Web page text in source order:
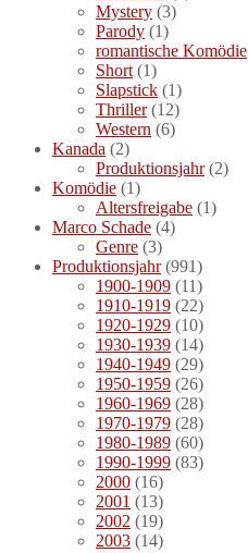
Mystery (3)
Parody (1)
romantische Komödie
Short (1)
Slapstick (1)
Thriller(12)
Western (6)
Kanada (2)
Produktionsjahr(2)
Komödie (1)
Altersfreigabe (1)
Marco Schade (4)
Genre (3)
Produktionsjahr(991)
1900-1909 (11)
1910-1919 (22)
1920-1929 (10)
1930-1939 (14)
1940-1949 (29)
1950-1959 (26)
1960-1969 (28)
1970-1979 (28)
1980-1989 (60)
1990-1999 (83)
2000 (16)
2001 (13)
2002 (19)
2003 (14)